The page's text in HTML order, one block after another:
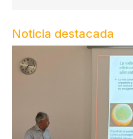
Noticia destacada